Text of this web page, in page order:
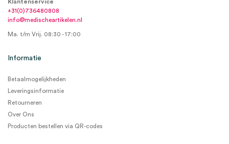
Klantenservice
+31(0)736480808
info@medischeartikelen.nl
Ma. t/m Vrij. 08:30 - 17:00
Informatie
Betaalmogelijkheden
Leveringsinformatie
Retourneren
Over Ons
Producten bestellen via QR-codes